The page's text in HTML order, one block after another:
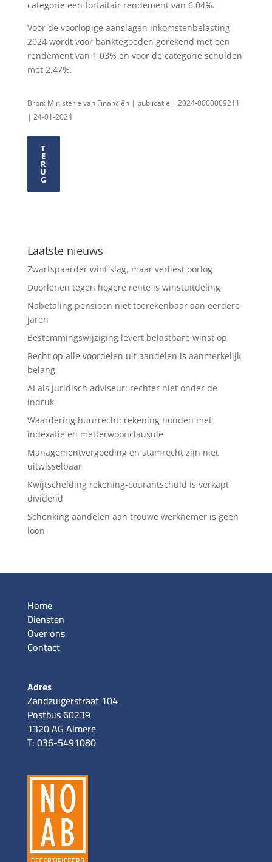
categorie een forfaitair rendement van 6,04%.
Voor de voorlopige aanslagen inkomstenbelasting
2024 wordt voor banktegoeden gerekend met een
rendement van 1,03% en voor de categorie schulden
met 2,47%.
Bron: Ministerie van Financiën | publicatie | 2024-0000009211
| 24-01-2024
T
E
R
U
G
Laatste nieuws
Zwartspaarder wint slag, maar verliest oorlog
Doorlenen tegen hogere rente is winstuitdeling
Nabetaling pensioen niet toerekenbaar aan eerdere
jaren
Bestemmingswijziging levert belastbare winst op
Recht op alle voordelen uit aandelen is aanmerkelijk
belang
AI als juridisch adviseur: rechter niet onder de
indruk
Waardering huurrecht: rekening houden met
indexatie en metterwoonclausule
Managementvergoeding en stamrecht zijn niet
uitwisselbaar
Kwijtschelding rekening-courantschuld is verkapt
dividend
Schenking aandelen aan trouwe werknemer is geen
loon
Home
Diensten
Over ons
Contact
Adres
Zandzuigerstraat 104
Postbus 60239
1320 AG Almere
T: 036-5491080